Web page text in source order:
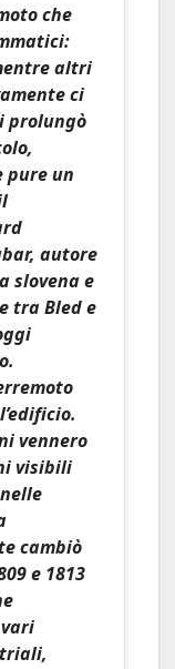
che
altri
ci
prolungò
pure un
autore
slovena e
tra Bled e
vennero
visibili
cambiò
e 1813